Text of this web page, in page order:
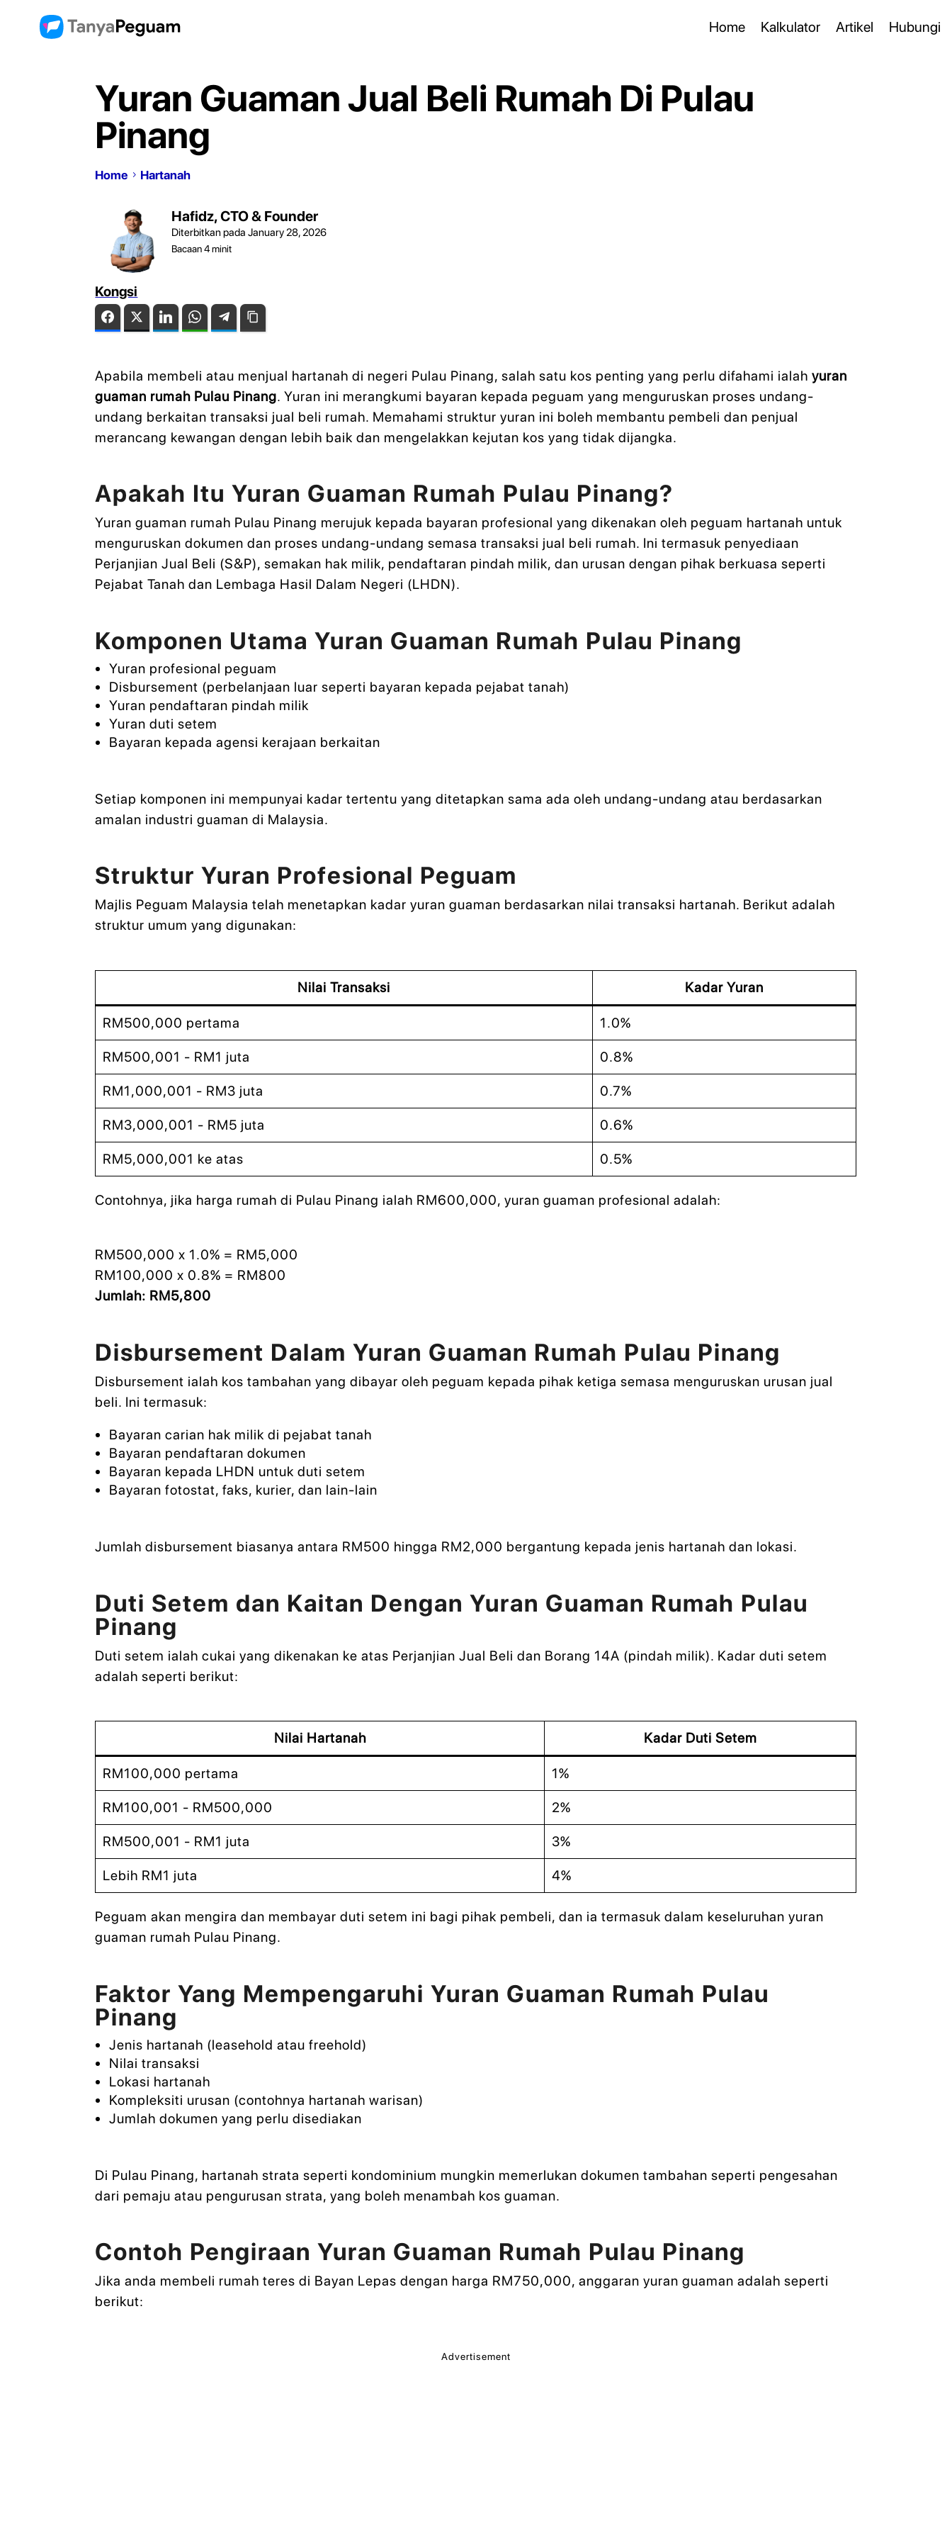
Home Kalkulator Artikel Hubungi
Yuran Guaman Jual Beli Rumah Di Pulau
Pinang
Home Hartanah
Hafidz, CTO & Founder
Diterbitkan pada January 28, 2026
Bacaan4minit
Kongsi
FacebookTwitter LinkedIn WhatsAppTelegram
Apabila membeli atau menjual hartanah di negeri Pulau Pinang, salah satu kos penting yang perlu difahami ialahyuran
guaman rumah Pulau Pinang. Yuran ini merangkumi bayaran kepada peguam yang menguruskan proses undang-
undang berkaitan transaksi jual beli rumah. Memahami struktur yuran ini boleh membantu pembeli dan penjual
merancang kewangan dengan lebih baik dan mengelakkan kejutan kos yang tidak dijangka.
Apakah Itu Yuran Guaman Rumah Pulau Pinang?
Yuran guaman rumah Pulau Pinang merujuk kepada bayaran profesional yang dikenakan oleh peguam hartanah untuk
menguruskan dokumen dan proses undang-undang semasa transaksi jual beli rumah. Ini termasuk penyediaan
Perjanjian Jual Beli (S&P), semakan hak milik, pendaftaran pindah milik, dan urusan dengan pihak berkuasa seperti
Pejabat Tanah dan Lembaga Hasil Dalam Negeri (LHDN).
Komponen Utama Yuran Guaman Rumah Pulau Pinang
Yuran profesional peguam
Disbursement (perbelanjaan luar seperti bayaran kepada pejabat tanah)
Yuran pendaftaran pindah milik
Yuran duti setem
Bayaran kepada agensi kerajaan berkaitan
Setiap komponen ini mempunyai kadar tertentu yang ditetapkan sama ada oleh undang-undang atau berdasarkan
amalan industri guaman di Malaysia.
Struktur Yuran Profesional Peguam
Majlis Peguam Malaysia telah menetapkan kadar yuran guaman berdasarkan nilai transaksi hartanah. Berikut adalah
struktur umum yang digunakan:
Nilai Transaksi Kadar Yuran
RM500,000 pertama 1.0%
RM500,001 - RM1 juta 0.8%
RM1,000,001 - RM3 juta 0.7%
RM3,000,001 - RM5 juta 0.6%
RM5,000,001 ke atas 0.5%
Contohnya, jika harga rumah di Pulau Pinang ialah RM600,000, yuran guaman profesional adalah:
RM500,000 x 1.0% = RM5,000
RM100,000 x 0.8% = RM800
Jumlah: RM5,800
Disbursement Dalam Yuran Guaman Rumah Pulau Pinang
Disbursement ialah kos tambahan yang dibayar oleh peguam kepada pihak ketiga semasa menguruskan urusan jual
beli. Ini termasuk:
Bayaran carian hak milik di pejabat tanah
Bayaran pendaftaran dokumen
Bayaran kepada LHDN untuk duti setem
Bayaran fotostat, faks, kurier, dan lain-lain
Jumlah disbursement biasanya antara RM500 hingga RM2,000 bergantung kepada jenis hartanah dan lokasi.
Duti Setem dan Kaitan Dengan Yuran Guaman Rumah Pulau
Pinang
Duti setem ialah cukai yang dikenakan ke atas Perjanjian Jual Beli dan Borang 14A (pindah milik). Kadar duti setem
adalah seperti berikut:
Nilai Hartanah Kadar Duti Setem
RM100,000 pertama 1%
RM100,001 - RM500,000 2%
RM500,001 - RM1 juta 3%
Lebih RM1 juta 4%
Peguam akan mengira dan membayar duti setem ini bagi pihak pembeli, dan ia termasuk dalam keseluruhan yuran
guaman rumah Pulau Pinang.
Faktor Yang Mempengaruhi Yuran Guaman Rumah Pulau
Pinang
Jenis hartanah (leasehold atau freehold)
Nilai transaksi
Lokasi hartanah
Kompleksiti urusan (contohnya hartanah warisan)
Jumlah dokumen yang perlu disediakan
Di Pulau Pinang, hartanah strata seperti kondominium mungkin memerlukan dokumen tambahan seperti pengesahan
dari pemaju atau pengurusan strata, yang boleh menambah kos guaman.
Contoh Pengiraan Yuran Guaman Rumah Pulau Pinang
Jika anda membeli rumah teres di Bayan Lepas dengan harga RM750,000, anggaran yuran guaman adalah seperti
berikut:
Advertisement